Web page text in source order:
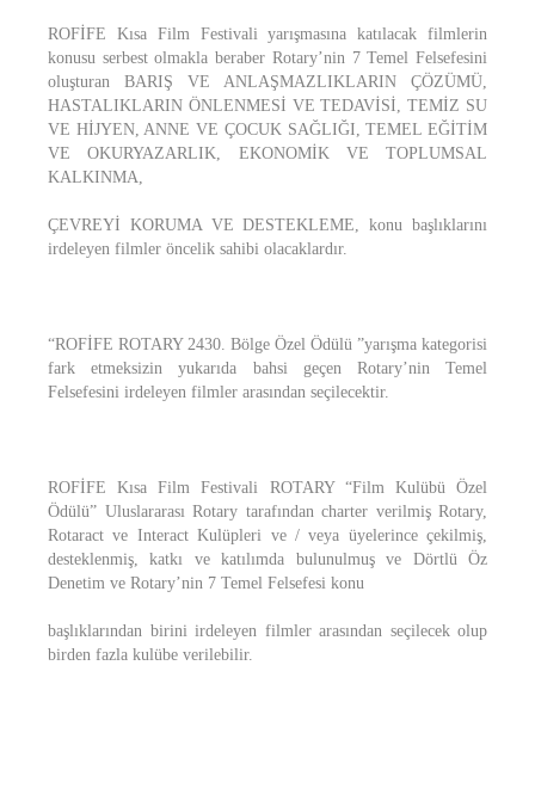
ROFİFE Kısa Film Festivali yarışmasına katılacak filmlerin
konusu serbest olmakla beraber Rotary’nin 7 Temel Felsefesini
oluşturan BARIŞ VE ANLAŞMAZLIKLARIN ÇÖZÜMÜ,
HASTALIKLARIN ÖNLENMESİ VE TEDAVİSİ, TEMİZ SU
VE HİJYEN, ANNE VE ÇOCUK SAĞLIĞI, TEMEL EĞİTİM
VE OKURYAZARLIK, EKONOMİK VE TOPLUMSAL
KALKINMA,
ÇEVREYİ KORUMA VE DESTEKLEME, konu başlıklarını
irdeleyen filmler öncelik sahibi olacaklardır.
“ROFİFE ROTARY 2430. Bölge Özel Ödülü ”yarışma kategorisi
fark etmeksizin yukarıda bahsi geçen Rotary’nin Temel
Felsefesini irdeleyen filmler arasından seçilecektir.
ROFİFE Kısa Film Festivali ROTARY “Film Kulübü Özel
Ödülü” Uluslararası Rotary tarafından charter verilmiş Rotary,
Rotaract ve Interact Kulüpleri ve / veya üyelerince çekilmiş,
desteklenmiş, katkı ve katılımda bulunulmuş ve Dörtlü Öz
Denetim ve Rotary’nin 7 Temel Felsefesi konu
başlıklarından birini irdeleyen filmler arasından seçilecek olup
birden fazla kulübe verilebilir.